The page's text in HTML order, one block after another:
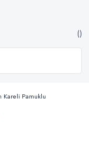
Kareli Pamuklu